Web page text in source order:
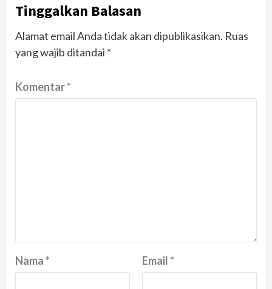
Tinggalkan Balasan
Alamat email Anda tidak akan dipublikasikan. Ruas
yang wajib ditandai *
Komentar*
Nama* Email*